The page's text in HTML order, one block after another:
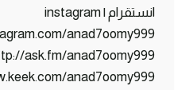
انستقرام | instagram